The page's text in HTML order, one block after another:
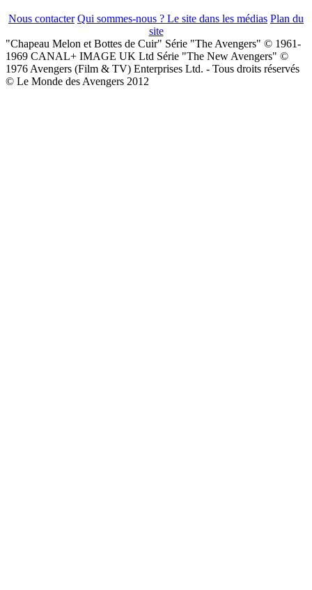
Nous contacter Qui sommes-nous ? Le site dans les médias Plan du
site
"Chapeau Melon et Bottes de Cuir" Série "The Avengers" © 1961-
1969 CANAL+ IMAGE UK Ltd Série "The New Avengers" ©
1976 Avengers (Film & TV) Enterprises Ltd. - Tous droits réservés
© Le Monde des Avengers 2012